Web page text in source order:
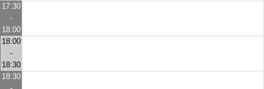
17:30
-
18:00
18:00
-
18:30
18:30